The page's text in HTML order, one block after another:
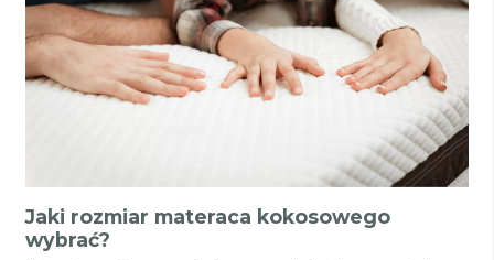
Jaki rozmiar materaca kokosowego
wybrać?